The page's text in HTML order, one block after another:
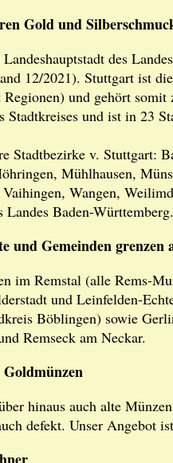
Gold und
des
12/2021). Stuttgart ist
und gehört
Stadtkreises und ist in 23
Stadtbezirke v. Stuttgart:
Mühlhausen,
Wangen,
Landes Baden-Württemberg.
und Gemeinden
im Remstal (alle Rems-
und Leinfelden-
Böblingen) sowie
Remseck am Neckar.
hinaus auch alte
defekt. Unser Angebot